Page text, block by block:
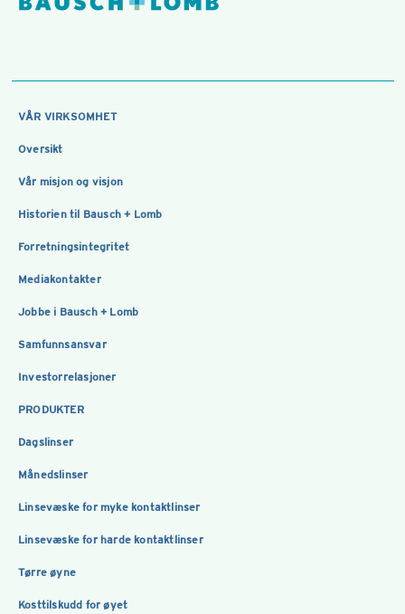
VÅR VIRKSOMHET
Oversikt
Vår misjon og visjon
Historien til Bausch + Lomb
Forretningsintegritet
Mediakontakter
Jobbe i Bausch + Lomb
Samfunnsansvar
Investorrelasjoner
PRODUKTER
Dagslinser
Månedslinser
Linsevæske for myke kontaktlinser
Linsevæske for harde kontaktlinser
Tørre øyne
Kosttilskudd for øyet